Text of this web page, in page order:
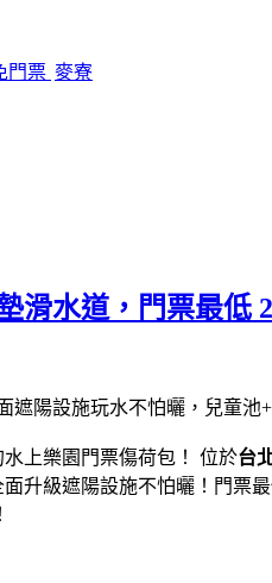
門票 麥寮
滑水道，門票最低
上樂園門票傷荷包！ 位於台
升級遮陽設施不怕曬！門票